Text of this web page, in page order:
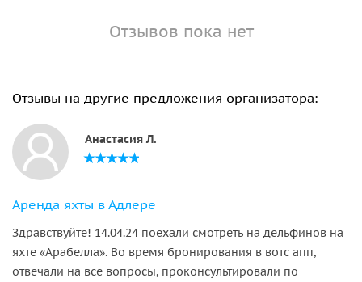
Отзывов пока нет
Отзывы на другие предложения организатора:
Анастасия Л.
Аренда яхты в Адлере
Здравствуйте! 14.04.24 поехали смотреть на дельфинов на
яхте «Арабелла». Во время бронирования в вотс апп,
отвечали на все вопросы, проконсультировали по